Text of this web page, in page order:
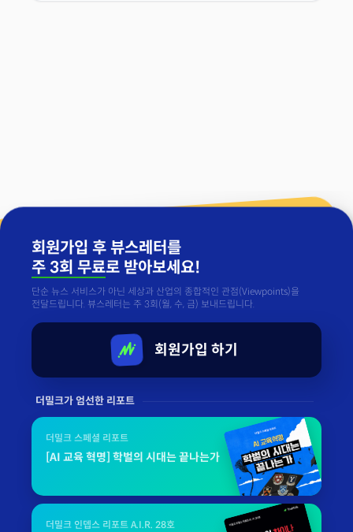
회원가입 후 뷰스레터를
주 3회 무료로 받아보세요!
단순 뉴스 서비스가 아닌 세상과 산업의 종합적인 관점(Viewpoints)을
전달드립니다. 뷰스레터는 주 3회(월, 수, 금) 보내드립니다.
회원가입 하기
더밀크가 엄선한 리포트
더밀크 스페셜 리포트
[AI 교육 혁명] 학벌의 시대는 끝나는가
더밀크 인뎁스 리포트 A.I.R. 28호